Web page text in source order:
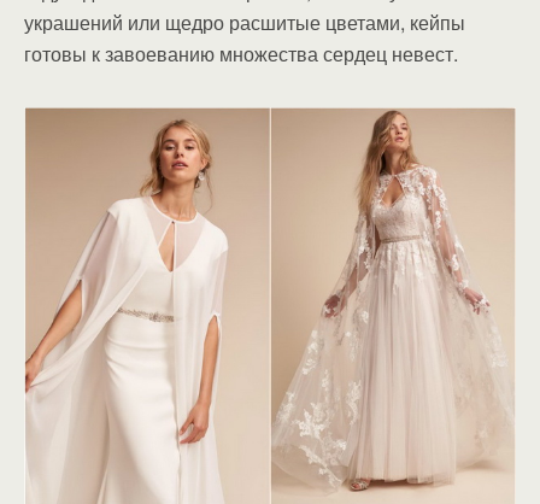
украшений или щедро расшитые цветами, кейпы
готовы к завоеванию множества сердец невест.